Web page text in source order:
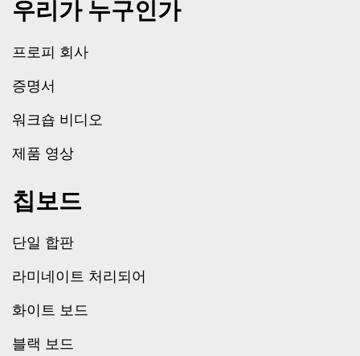
우리가 누구인가
프로피 회사
증명서
워크숍 비디오
제품 영상
칩보드
단일 합판
라미네이트 처리되어
화이트 보드
블랙 보드